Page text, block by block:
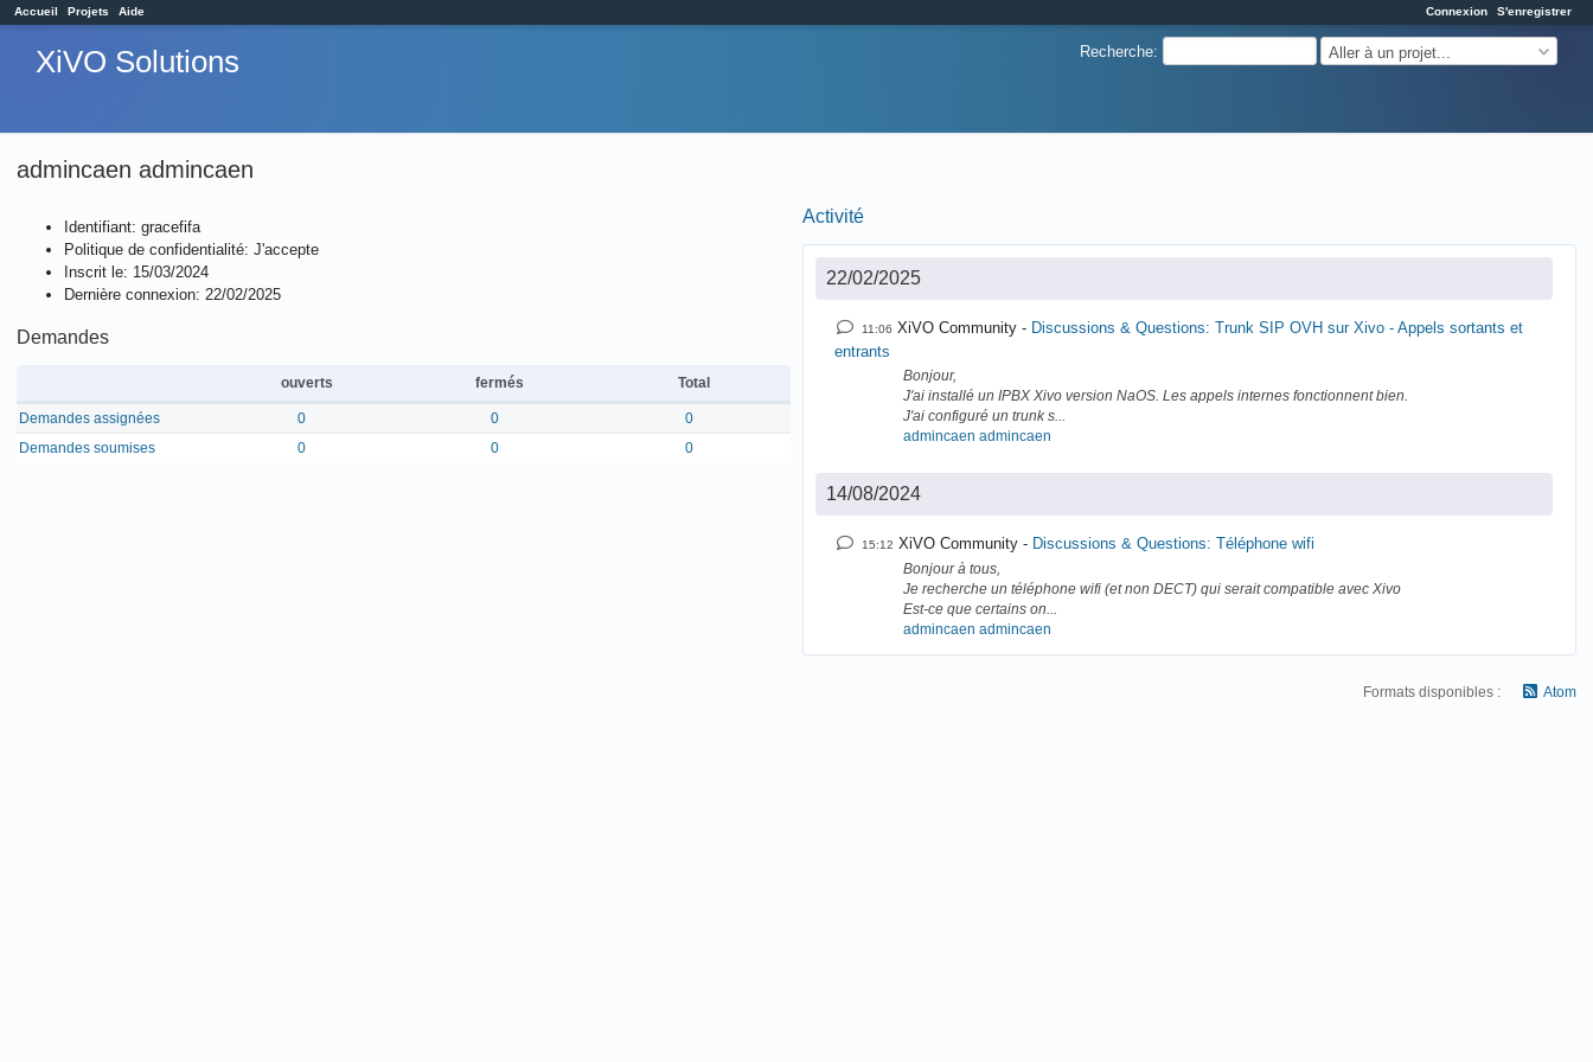
Connexion S'enregistrer
Accueil Projets Aide
Recherche: Aller à un projet...
XiVO Solutions
admincaen admincaen
Identifiant: gracefifa
Politique de confidentialité: J'accepte
Inscrit le: 15/03/2024
Dernière connexion: 22/02/2025
Demandes
ouverts fermés Total
Demandes assignées 0 0
0
Demandes soumises
0 0 0
Activité
22/02/2025
11:06 XiVO Community
Discussions & Questions: Trunk SIP OVH sur Xivo - Appels sortants et
entrants
Bonjour,
J'ai installé un IPBX Xivo version NaOS. Les appels internes fonctionnent bien.
J'ai configuré un trunk s...
admincaen admincaen
14/08/2024
15:12 XiVO Community Discussions & Questions: Téléphone wifi
Bonjour à tous,
Je recherche un téléphone wifi (et non DECT) qui serait compatible avec Xivo
Est-ce que certains on...
admincaen admincaen
Formats disponibles : Atom